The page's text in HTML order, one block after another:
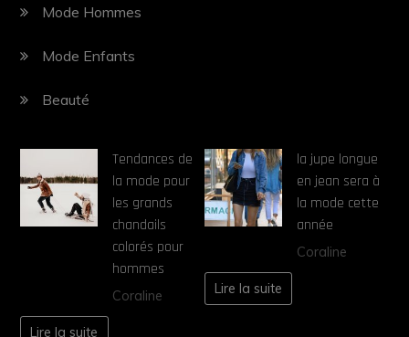
Mode Hommes
Mode Enfants
Beauté
Tendances de
la mode pour
les grands
chandails
colorés pour
hommes
Coraline
Lire la suite
la jupe longue
en jean sera à
la mode cette
année
Coraline
Lire la suite